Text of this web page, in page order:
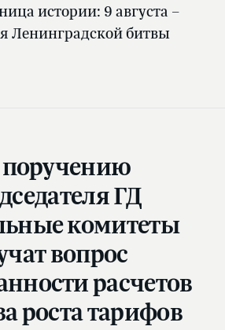
истории: 9 августа –
Ленинградской битвы
ГД
комитеты
вопрос
расчетов
роста тарифов